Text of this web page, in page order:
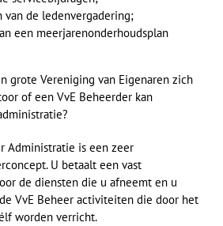
van de ledenvergadering;
een meerjarenonderhoudsplan
grote Vereniging van Eigenaren zich
of een VvE Beheerder kan
Administratie is een zeer
U betaalt een vast
de diensten die u afneemt en u
VvE Beheer activiteiten die door het
worden verricht.